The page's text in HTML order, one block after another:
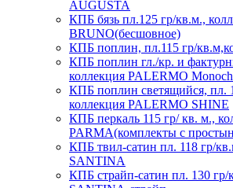
AUGUSTA
КПБ бязь пл.125 гр/кв.м.,
BRUNO(бесшовное)
КПБ поплин, пл.115 гр/
КПБ поплин гл./кр. и
коллекция PALERMO
КПБ поплин светящийся, пл.
коллекция PALERMO SHINE
КПБ перкаль 115 гр/ кв. м.,
PARMA(комплекты с
КПБ твил-сатин пл. 118 гр/
SANTINA
КПБ страйп-сатин пл. 130 гр/